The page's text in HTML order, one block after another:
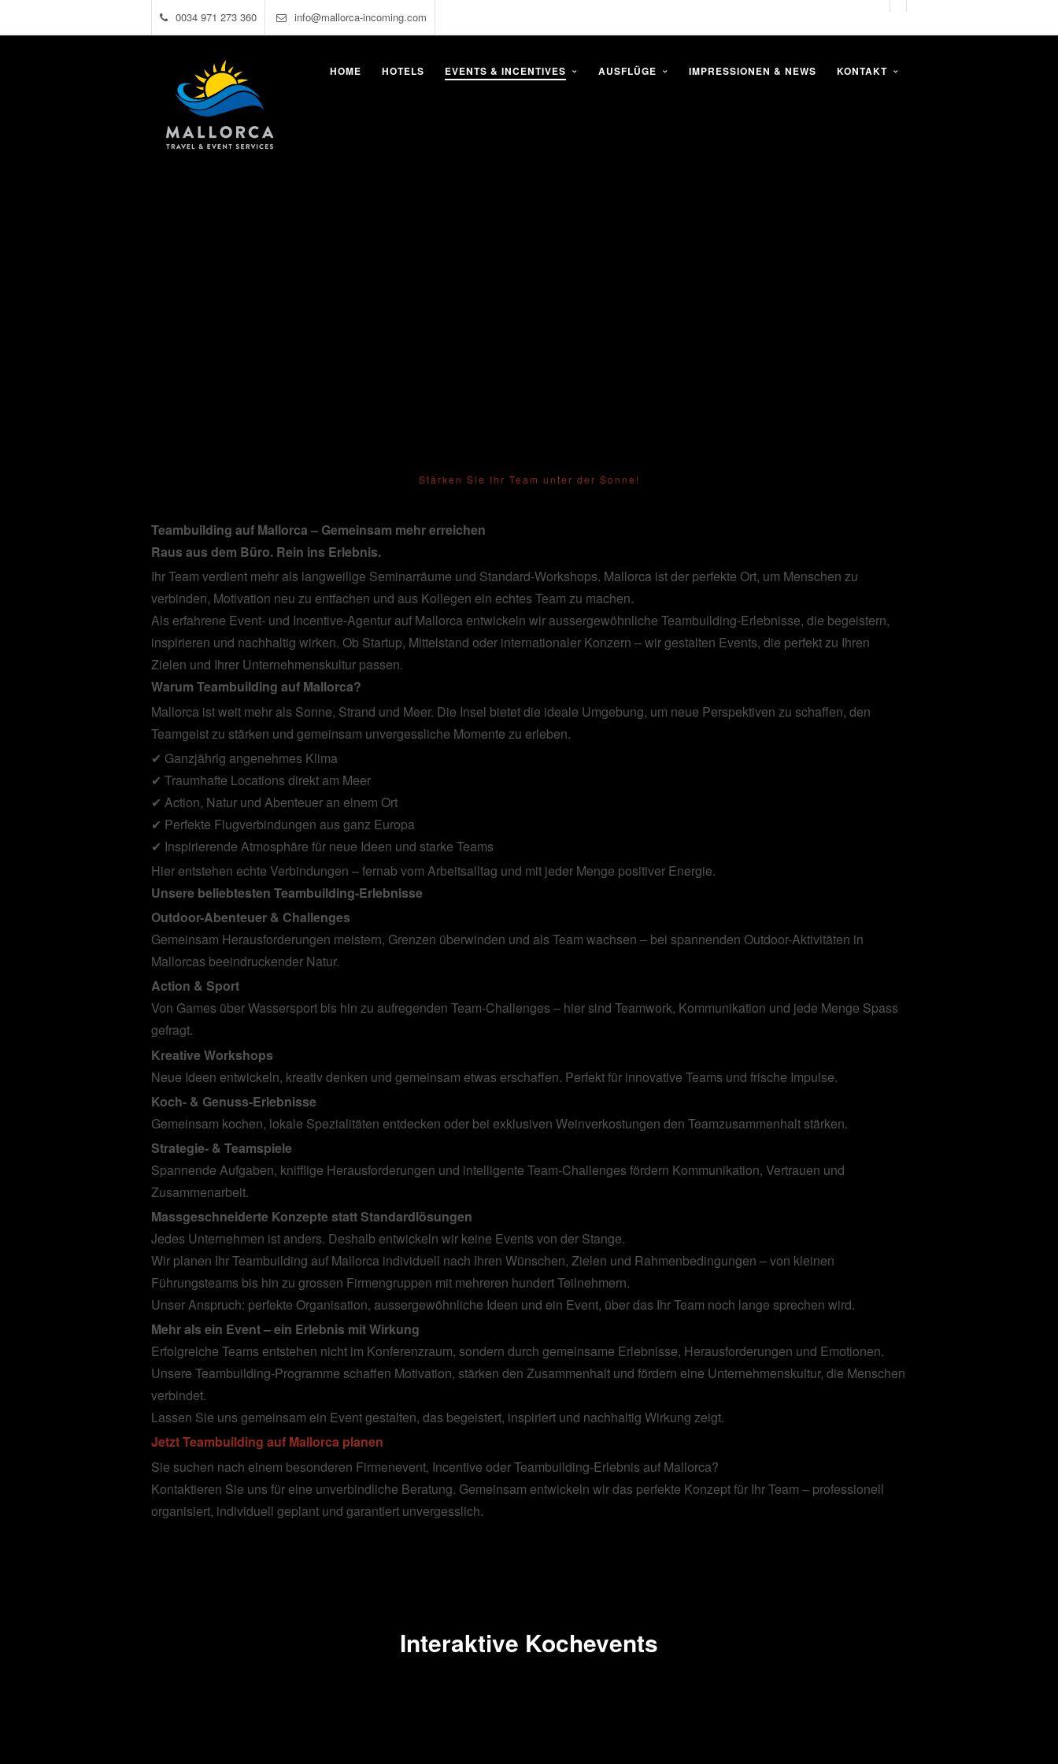
0034 971 273 360 info@mallorca-incoming.com
HOME HOTELS EVENTS & INCENTIVES AUSFLÜGE IMPRESSIONEN & NEWS KONTAKT
Stärken Sie Ihr Team unter der Sonne!
Teambuilding auf Mallorca – Gemeinsam mehr erreichen
Raus aus dem Büro. Rein ins Erlebnis.
Ihr Team verdient mehr als langweilige Seminarräume und Standard-Workshops. Mallorca ist der perfekte Ort, um Menschen zu
verbinden, Motivation neu zu entfachen und aus Kollegen ein echtes Team zu machen.
Als erfahrene Event- und Incentive-Agentur auf Mallorca entwickeln wir aussergewöhnliche Teambuilding-Erlebnisse, die begeistern,
inspirieren und nachhaltig wirken. Ob Startup, Mittelstand oder internationaler Konzern – wir gestalten Events, die perfekt zu Ihren
Zielen und Ihrer Unternehmenskultur passen.
Warum Teambuilding auf Mallorca?
Mallorca ist weit mehr als Sonne, Strand und Meer. Die Insel bietet die ideale Umgebung, um neue Perspektiven zu schaffen, den
Teamgeist zu stärken und gemeinsam unvergessliche Momente zu erleben.
✔ Ganzjährig angenehmes Klima
✔ Traumhafte Locations direkt am Meer
✔ Action, Natur und Abenteuer an einem Ort
✔ Perfekte Flugverbindungen aus ganz Europa
✔ Inspirierende Atmosphäre für neue Ideen und starke Teams
Hier entstehen echte Verbindungen – fernab vom Arbeitsalltag und mit jeder Menge positiver Energie.
Unsere beliebtesten Teambuilding-Erlebnisse
Outdoor-Abenteuer & Challenges
Gemeinsam Herausforderungen meistern, Grenzen überwinden und als Team wachsen – bei spannenden Outdoor-Aktivitäten in
Mallorcas beeindruckender Natur.
Action & Sport
Von Games über Wassersport bis hin zu aufregenden Team-Challenges – hier sind Teamwork, Kommunikation und jede Menge Spass
gefragt.
Kreative Workshops
Neue Ideen entwickeln, kreativ denken und gemeinsam etwas erschaffen. Perfekt für innovative Teams und frische Impulse.
Koch- & Genuss-Erlebnisse
Gemeinsam kochen, lokale Spezialitäten entdecken oder bei exklusiven Weinverkostungen den Teamzusammenhalt stärken.
Strategie- & Teamspiele
Spannende Aufgaben, knifflige Herausforderungen und intelligente Team-Challenges fördern Kommunikation, Vertrauen und
Zusammenarbeit.
Massgeschneiderte Konzepte statt Standardlösungen
Jedes Unternehmen ist anders. Deshalb entwickeln wir keine Events von der Stange.
Wir planen Ihr Teambuilding auf Mallorca individuell nach Ihren Wünschen, Zielen und Rahmenbedingungen – von kleinen
Führungsteams bis hin zu grossen Firmengruppen mit mehreren hundert Teilnehmern.
Unser Anspruch: perfekte Organisation, aussergewöhnliche Ideen und ein Event, über das Ihr Team noch lange sprechen wird.
Mehr als ein Event – ein Erlebnis mit Wirkung
Erfolgreiche Teams entstehen nicht im Konferenzraum, sondern durch gemeinsame Erlebnisse, Herausforderungen und Emotionen.
Unsere Teambuilding-Programme schaffen Motivation, stärken den Zusammenhalt und fördern eine Unternehmenskultur, die Menschen
verbindet.
Lassen Sie uns gemeinsam ein Event gestalten, das begeistert, inspiriert und nachhaltig Wirkung zeigt.
Jetzt Teambuilding auf Mallorca planen
Sie suchen nach einem besonderen Firmenevent, Incentive oder Teambuilding-Erlebnis auf Mallorca?
Kontaktieren Sie uns für eine unverbindliche Beratung. Gemeinsam entwickeln wir das perfekte Konzept für Ihr Team – professionell
organisiert, individuell geplant und garantiert unvergesslich.
Interaktive Kochevents